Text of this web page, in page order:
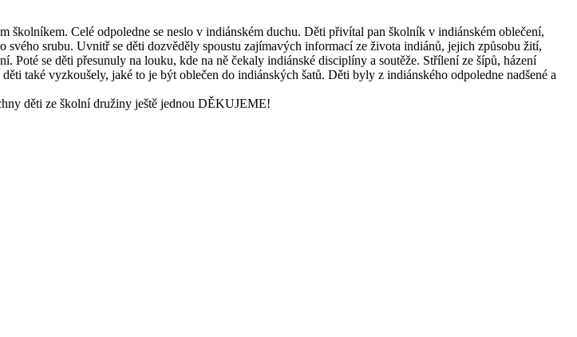
Celé odpoledne se neslo v indiánském duchu. Děti přivítal pan školník v indiánském oblečení,
srubu. Uvnitř se děti dozvěděly spoustu zajímavých informací ze života indiánů, jejich způsobu žití,
Poté se děti přesunuly na louku, kde na ně čekaly indiánské disciplíny a soutěže. Střílení ze šípů, házení
také vyzkoušely, jaké to je být oblečen do indiánských šatů. Děti byly z indiánského odpoledne nadšené a
děti ze školní družiny ještě jednou DĚKUJEME!